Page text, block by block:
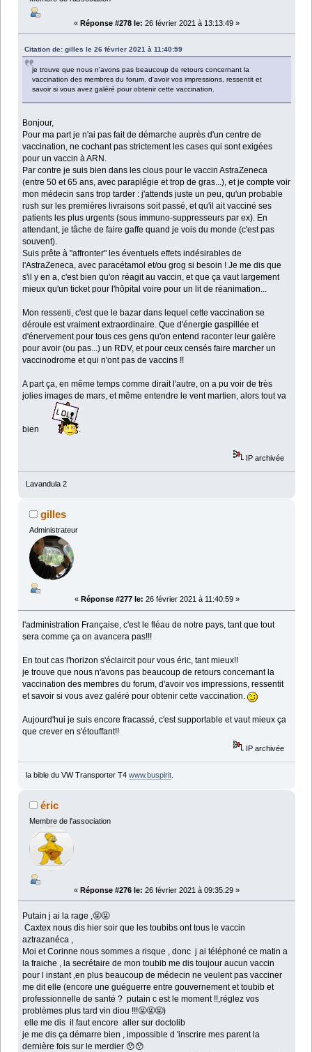
« Réponse #278 le: 26 février 2021 à 13:13:49 »
Citation de: gilles le 26 février 2021 à 11:40:59
je trouve que nous n'avons pas beaucoup de retours concernant la
vaccination des membres du forum, d'avoir vos impressions, ressentit et
savoir si vous avez galéré pour obtenir cette vaccination.
Bonjour,
Pour ma part je n'ai pas fait de démarche auprès d'un centre de
vaccination, ne cochant pas strictement les cases qui sont exigées
pour un vaccin à ARN.
Par contre je suis bien dans les clous pour le vaccin AstraZeneca
(entre 50 et 65 ans, avec paraplégie et trop de gras...), et je compte voir
mon médecin sans trop tarder : j'attends juste un peu, qu'un probable
rush sur les premières livraisons soit passé, et qu'il ait vacciné ses
patients les plus urgents (sous immuno-suppresseurs par ex). En
attendant, je tâche de faire gaffe quand je vois du monde (c'est pas
souvent).
Suis prête à "affronter" les éventuels effets indésirables de
l'AstraZeneca, avec paracétamol et/ou grog si besoin ! Je me dis que
s'il y en a, c'est bien qu'on réagit au vaccin, et que ça vaut largement
mieux qu'un ticket pour l'hôpital voire pour un lit de réanimation...
Mon ressenti, c'est que le bazar dans lequel cette vaccination se
déroule est vraiment extraordinaire. Que d'énergie gaspillée et
d'énervement pour tous ces gens qu'on entend raconter leur galère
pour avoir (ou pas...) un RDV, et pour ceux censés faire marcher un
vaccinodrome et qui n'ont pas de vaccins !!
A part ça, en même temps comme dirait l'autre, on a pu voir de très
jolies images de mars, et même entendre le vent martien, alors tout va
bien
IP archivée
Lavandula 2
gilles
Administrateur
« Réponse #277 le: 26 février 2021 à 11:40:59 »
l'administration Française, c'est le fléau de notre pays, tant que tout
sera comme ça on avancera pas!!!
En tout cas l'horizon s'éclaircit pour vous éric, tant mieux!!
je trouve que nous n'avons pas beaucoup de retours concernant la
vaccination des membres du forum, d'avoir vos impressions, ressentit
et savoir si vous avez galéré pour obtenir cette vaccination.
Aujourd'hui je suis encore fracassé, c'est supportable et vaut mieux ça
que crever en s'étouffant!!
IP archivée
la bible du VW Transporter T4 www.buspirit.
éric
Membre de l'association
« Réponse #276 le: 26 février 2021 à 09:35:29 »
Putain j ai la rage ,🤬🤬
Caxtex nous dis hier soir que les toubibs ont tous le vaccin
aztrazanéca ,
Moi et Corinne nous sommes a risque , donc j ai téléphoné ce matin a
la fraiche , la secrétaire de mon toubib me dis toujour aucun vaccin
pour l instant ,en plus beaucoup de médecin ne veulent pas vacciner
me dit elle (encore une guéguerre entre gouvernement et toubib et
professionnelle de santé ? putain c est le moment !!,réglez vos
problèmes plus tard vin diou !!!🤬🤬🤬)
elle me dis il faut encore aller sur doctolib
je me dis ça démarre bien , impossible d 'inscrire mes parent la
dernière fois sur le merdier 😯😯